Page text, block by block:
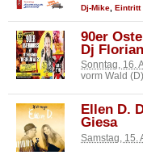
Dj-Mike Eintritt
90er
Dj
Sonntag, 16.
vorm Wald (D)
Ellen D.
Giesa
Samstag, 15.